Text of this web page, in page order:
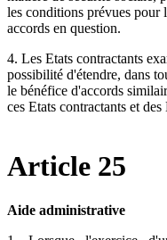
les conditions prévues pour
accords en question.
4. Les Etats contractants
possibilité d'étendre, dans
le bénéfice d'accords
ces Etats contractants et
Article 25
Aide administrative